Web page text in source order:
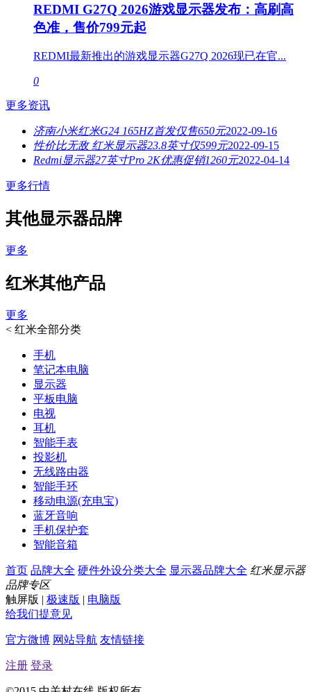
REDMI G27Q 2026游戏显示器发布：高刷高
色准，售价799元起
REDMI最新推出的游戏显示器G27Q 2026现已在官...
0
更多资讯
济南小米红米G24 165HZ首发仅售650元2022-09-16
性价比无敌 红米显示器23.8英寸仅599元2022-09-15
Redmi显示器27英寸Pro 2K优惠促销1260元2022-04-14
更多行情
其他显示器品牌
更多
红米其他产品
更多
< 红米全部分类
手机
笔记本电脑
显示器
平板电脑
电视
耳机
智能手表
投影机
无线路由器
智能手环
移动电源(充电宝)
蓝牙音响
手机保护套
智能音箱
首页 品牌大全 硬件外设分类大全 显示器品牌大全 红米显示器
品牌专区
触屏版 | 极速版 | 电脑版
给我们提意见
官方微博 网站导航 友情链接
注册 登录